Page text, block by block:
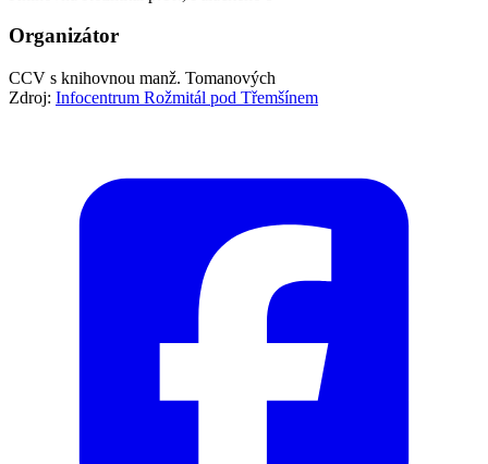
Organizátor
CCV s knihovnou manž. Tomanových
Zdroj: Infocentrum Rožmitál pod Třemšínem